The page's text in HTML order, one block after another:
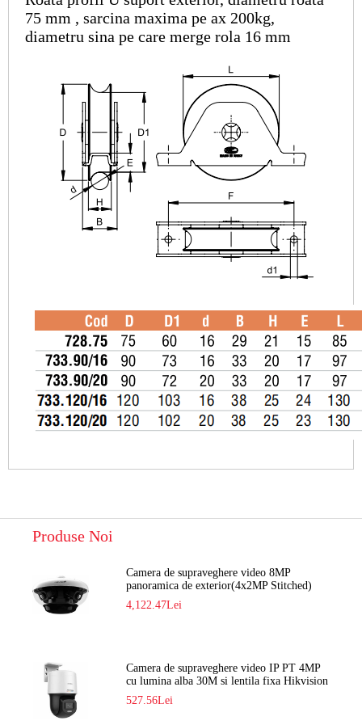
75 mm , sarcina maxima pe ax 200kg,
diametru sina pe care merge rola 16 mm
Produse Noi
Camera de supraveghere video 8MP
panoramica de exterior(4x2MP Stitched)
Navaio NGC-7482PR
4,122.47Lei
Camera de supraveghere video IP PT 4MP
cu lumina alba 30M si lentila fixa Hikvision
DS-2DE2C400SCG-E F1
527.56Lei